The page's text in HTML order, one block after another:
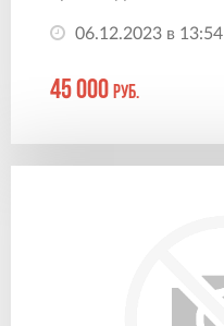
06.12.2023 в 13:54
45 000 руб.